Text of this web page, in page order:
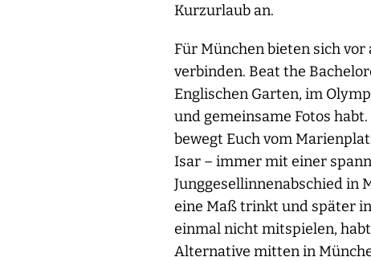
Kurzurlaub an.
Für München bieten sich
verbinden. Beat the
Englischen Garten, im
und gemeinsame Fotos
bewegt Euch vom
Isar – immer mit einer
Junggesellinnenabschied in
eine Maß trinkt und später
einmal nicht mitspielen,
Alternative mitten in